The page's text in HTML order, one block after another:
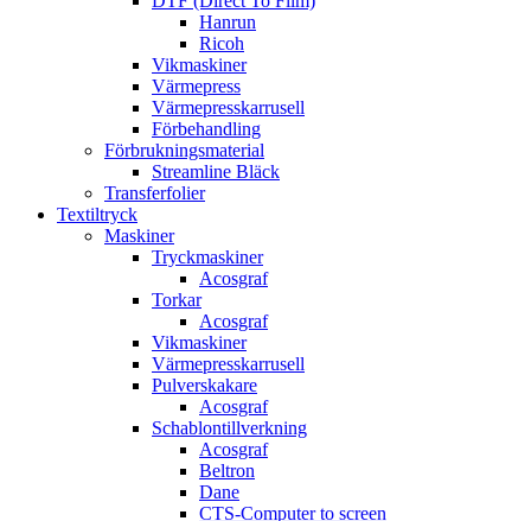
Hanrun
Ricoh
Vikmaskiner
Värmepress
Värmepresskarrusell
Förbehandling
Förbrukningsmaterial
Streamline Bläck
Transferfolier
Textiltryck
Maskiner
Tryckmaskiner
Acosgraf
Torkar
Acosgraf
Vikmaskiner
Värmepresskarrusell
Pulverskakare
Acosgraf
Schablontillverkning
Acosgraf
Beltron
Dane
CTS-Computer to screen